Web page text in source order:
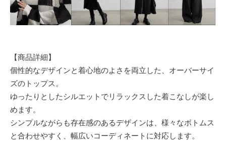
【商品詳細】
個性的なデザインと着心地のよさを両立した、オーバーサイ
ズのトップス。
ゆったりとしたシルエットでリラックスした着こなしが楽し
めます。
シンプルながらも存在感のあるデザインは、様々なボトムス
と合わせやすく、幅広いコーディネートに対応します。